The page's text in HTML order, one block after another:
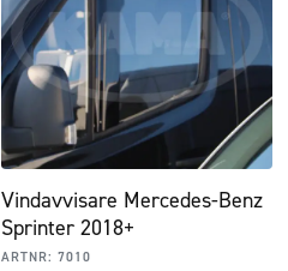
Vindavvisare Mercedes-Benz
Sprinter 2018+
ARTNR:7010